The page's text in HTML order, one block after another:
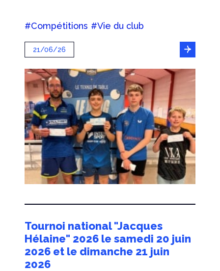
#Compétitions #Vie du club
21/06/26
Tournoi national "Jacques
Hélaine" 2026 le samedi 20 juin
2026 et le dimanche 21 juin
2026